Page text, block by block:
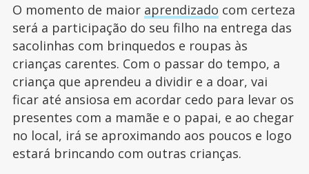
O momento de maior aprendizado com certeza
será a participação do seu filho na entrega das
sacolinhas com brinquedos e roupas às
crianças carentes. Com o passar do tempo, a
criança que aprendeu a dividir e a doar, vai
ficar até ansiosa em acordar cedo para levar os
presentes com a mamãe e o papai, e ao chegar
no local, irá se aproximando aos poucos e logo
estará brincando com outras crianças.